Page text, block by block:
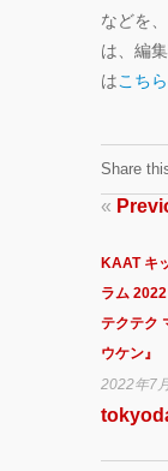
などを
は、編
はこちら
Share
«
KAAT キ
ラム
テクテク
ウケン』
2022年7